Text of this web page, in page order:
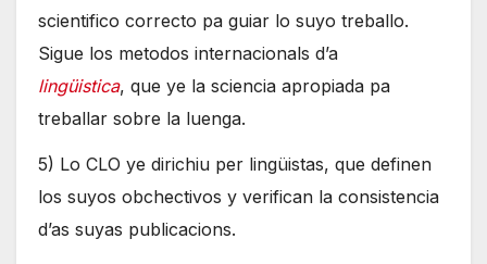
scientifico correcto pa guiar lo suyo treballo.
Sigue los metodos internacionals d’a
lingüistica, que ye la sciencia apropiada pa
treballar sobre la luenga.
5) Lo CLO ye dirichiu per lingüistas, que definen
los suyos obchectivos y verifican la consistencia
d’as suyas publicacions.